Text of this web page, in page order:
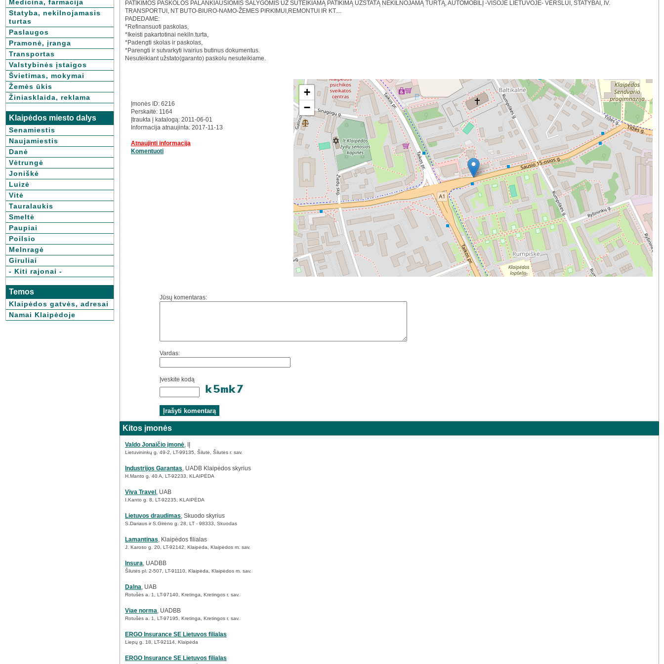
Medicina, farmacija
Statyba, nekilnojamasis
turtas
Paslaugos
Pramonė, įranga
Transportas
Valstybinės įstaigos
Švietimas, mokymai
Žemės ūkis
Žiniasklaida, reklama
Klaipėdos miesto dalys
Senamiestis
Naujamiestis
Danė
Vėtrungė
Joniškė
Luizė
Vitė
Tauralaukis
Smeltė
Paupiai
Poilsio
Melnragė
Giruliai
- Kiti rajonai -
Temos
Klaipėdos gatvės, adresai
Namai Klaipėdoje
PATIKIMOS PASKOLOS PALANKIAUSIOMIS SALYGOMIS UŽ SUTEIKIAMĄ PATIKIMĄ UZSTATĄ NEKILNOJAMĄ TURTĄ, AUTOMOBILĮ -VISOJE LIETUVOJE- VERSLUI, STATYBAI, IV.
TRANSPORTUI, NT BUTO-BIURO-NAMO-ŽEMES PIRKIMUI,REMONTUI IR KT....
PADEDAME:
*Refinansuoti paskolas,
*Ikeisti pakartotinai nekiln.turta,
*Padengti skolas ir paskolas,
*Parengti ir sutvarkyti ivairius butinus dokumentus.
Nesuteikiant užstato(garanto) paskolu nesuteikiame.
Įmonės ID: 6216
Perskaitė: 1164
Įtraukta į katalogą: 2011-06-01
Informacija atnaujinta: 2017-11-13
Atnaujinti informaciją
Komentuoti
+
−
Jūsų komentaras:
Vardas:
Įveskite kodą
Kitos įmonės
Valdo Jonaičio įmonė, IĮ
Lietuvininkų g. 49-2, LT-99135, Šilutė, Šilutės r. sav.
Industrijos Garantas, UADB Klaipėdos skyrius
H.Manto g. 40 A, LT-92233, KLAIPĖDA
Viva Travel , UAB
I.Kanto g. 8, LT-92235, KLAIPĖDA
Lietuvos draudimas, Skuodo skyrius
S.Dariaus ir S.Girėno g. 28, LT - 98333, Skuodas
Lamantinas, Klaipėdos filialas
J. Karoso g. 20, LT-92142, Klaipėda, Klaipėdos m. sav.
Insura, UADBB
Šilutės pl. 2-507, LT-91110, Klaipėda, Klaipėdos m. sav.
Dalna, UAB
Rotušės a. 1, LT-97140, Kretinga, Kretingos r. sav.
Viae norma, UADBB
Rotušės a. 1, LT-97195, Kretinga, Kretingos r. sav.
ERGO Insurance SE Lietuvos filialas
Liepų g. 18, LT-92114, Klaipėda
ERGO Insurance SE Lietuvos filialas